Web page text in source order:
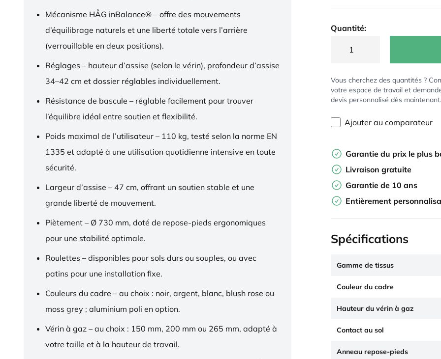
Mécanisme HÅG inBalance® – offre des mouvements
d’équilibrage naturels et une liberté totale vers l’arrière
(verrouillable en deux positions).
Réglages – hauteur d’assise (selon le vérin), profondeur d’assise
34–42 cm et dossier réglables individuellement.
Résistance de bascule – réglable facilement pour trouver
l’équilibre idéal entre soutien et flexibilité.
Poids maximal de l’utilisateur – 110 kg, testé selon la norme EN
1335 et adapté à une utilisation quotidienne intensive en toute
sécurité.
Largeur d’assise – 47 cm, offrant un soutien stable et une
grande liberté de mouvement.
Piètement – Ø 730 mm, doté de repose-pieds ergonomiques
pour une stabilité optimale.
Roulettes – disponibles pour sols durs ou souples, ou avec
patins pour une installation fixe.
Couleurs du cadre – au choix : noir, argent, blanc, blush rose ou
moss grey ; aluminium poli en option.
Vérin à gaz – au choix : 150 mm, 200 mm ou 265 mm, adapté à
votre taille et à la hauteur de travail.
Quantité:
Vous cherchez des quantités ?
votre espace de travail et
devis personnalisé dès maintenant.
Ajouter au comparateur
Garantie du prix le plus
Livraison gratuite
Garantie de 10 ans
Entièrement
Spécifications
Gamme de tissus
Couleur du cadre
Hauteur du vérin à gaz
Contact au sol
Anneau repose-pieds